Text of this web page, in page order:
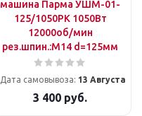
машина Парма УШМ-01-
125/1050РК 1050Вт
12000об/мин
рез.шпин.:M14 d=125мм
Дата самовывоза: 13 Августа
3 400 руб.